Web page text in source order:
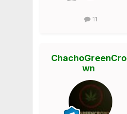
11
ChachoGreenCro
wn